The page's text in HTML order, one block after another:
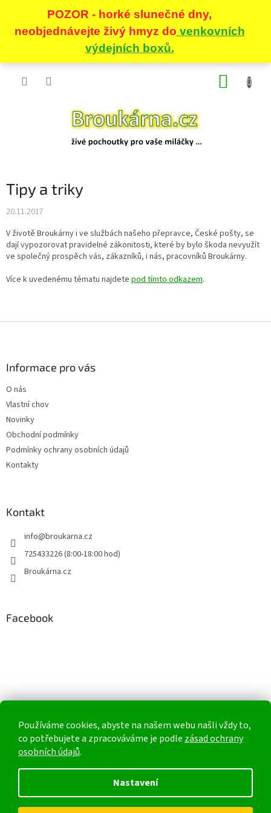
Používáme cookies, abyste na našem webu našli vždy to,
co potřebujete a zpracováváme je podle zásad ochrany
osobních údajů.
Nastavení
Přejít
Tipy a triky
20.11.2017
V životě Broukárny i ve službách našeho přepravce, České pošty, se
dají vypozorovat pravidelné zákonitosti, které by bylo škoda nevyužít
ve společný prospěch vás, zákazníků, i nás, pracovníků Broukárny.
Více k uvedenému tématu najdete pod tímto odkazem.
Informace pro vás
O nás
Vlastní chov
Novinky
Obchodní podmínky
Podmínky ochrany osobních údajů
Kontakty
Kontakt
info@broukarna.cz
725433226 (8:00-18:00 hod)
Broukárna.cz
Facebook